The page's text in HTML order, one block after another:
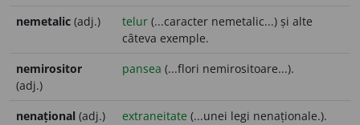
nemetalic (adj.) telur (...caracter nemetalic...) și alte
câteva exemple.
nemirositor
(adj.)
pansea (...flori nemirositoare...).
nenațional (adj.) extraneitate (...unei legi nenaționale.).